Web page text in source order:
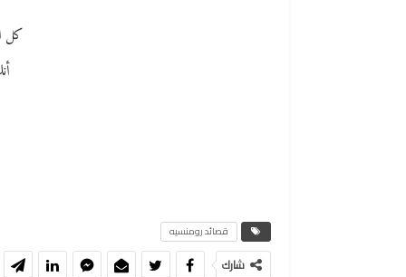
كل
قصائد رومنسيه
شارك